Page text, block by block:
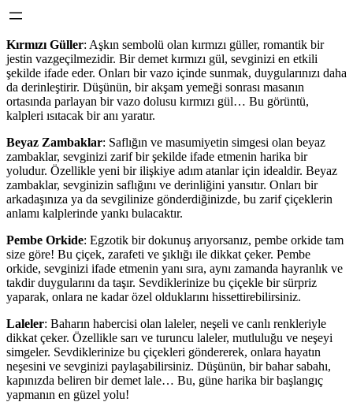
Kırmızı Güller: Aşkın sembolü olan kırmızı güller, romantik bir
jestin vazgeçilmezidir. Bir demet kırmızı gül, sevginizi en etkili
şekilde ifade eder. Onları bir vazo içinde sunmak, duygularınızı daha
da derinleştirir. Düşünün, bir akşam yemeği sonrası masanın
ortasında parlayan bir vazo dolusu kırmızı gül… Bu görüntü,
kalpleri ısıtacak bir anı yaratır.
Beyaz Zambaklar: Saflığın ve masumiyetin simgesi olan beyaz
zambaklar, sevginizi zarif bir şekilde ifade etmenin harika bir
yoludur. Özellikle yeni bir ilişkiye adım atanlar için idealdir. Beyaz
zambaklar, sevginizin saflığını ve derinliğini yansıtır. Onları bir
arkadaşınıza ya da sevgilinize gönderdiğinizde, bu zarif çiçeklerin
anlamı kalplerinde yankı bulacaktır.
Pembe Orkide: Egzotik bir dokunuş arıyorsanız, pembe orkide tam
size göre! Bu çiçek, zarafeti ve şıklığı ile dikkat çeker. Pembe
orkide, sevginizi ifade etmenin yanı sıra, aynı zamanda hayranlık ve
takdir duygularını da taşır. Sevdiklerinize bu çiçekle bir sürpriz
yaparak, onlara ne kadar özel olduklarını hissettirebilirsiniz.
Laleler: Baharın habercisi olan laleler, neşeli ve canlı renkleriyle
dikkat çeker. Özellikle sarı ve turuncu laleler, mutluluğu ve neşeyi
simgeler. Sevdiklerinize bu çiçekleri göndererek, onlara hayatın
neşesini ve sevginizi paylaşabilirsiniz. Düşünün, bir bahar sabahı,
kapınızda beliren bir demet lale… Bu, güne harika bir başlangıç
yapmanın en güzel yolu!